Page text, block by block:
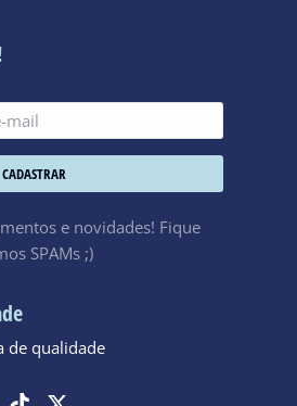
CADASTRAR
e novidades! Fique
SPAMs ;)
de qualidade